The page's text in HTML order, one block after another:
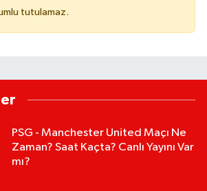
tutulamaz.
PSG - Manchester United Maçı Ne
Zaman? Saat Kaçta? Canlı Yayını Var
mı?